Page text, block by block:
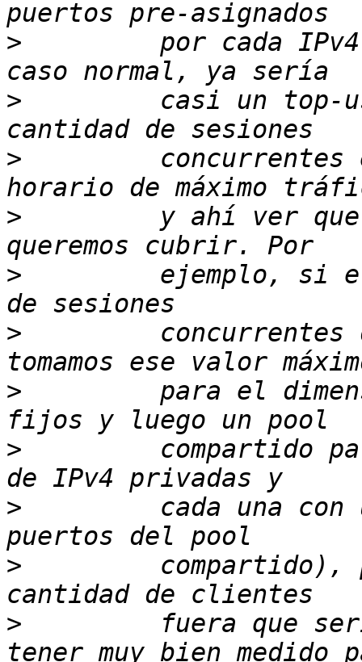
>
por cada
>
casi un top-
>
concurrentes
>
y ahí ver
>
ejemplo, si
>
concurrentes
>
para el
>
compartido
>
cada una con
>
compartido),
>
fuera que